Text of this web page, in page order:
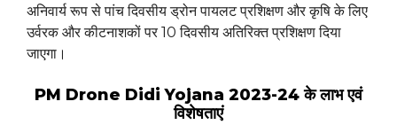
अनिवार्य रूप से पांच दिवसीय ड्रोन पायलट प्रशिक्षण और कृषि के लिए
उर्वरक और कीटनाशकों पर 10 दिवसीय अतिरिक्त प्रशिक्षण दिया
जाएगा।
PM Drone Didi Yojana 2023-24 के लाभ एवं
विशेषताएं